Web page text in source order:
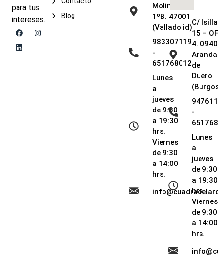
para tus
intereses.
Blog
Molina, 9 –
1ºB. 47001
(Valladolid)
983307119
-
651768012
Lunes
a
jueves
de 9:30
a 19:30
hrs.
Viernes
de 9:30
a 14:00
hrs.
C/
15 –
4.
Aranda
de
Duero
-
Lunes
a
jueves
de 9:30
a 19:30
hrs.
Viernes
de 9:30
a 14:00
hrs.